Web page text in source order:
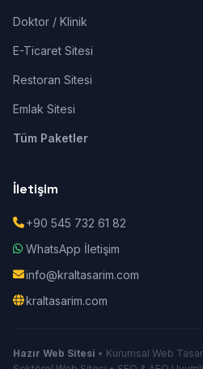
Doktor / Klinik
E-Ticaret Sitesi
Restoran Sitesi
Emlak Sitesi
Tüm Paketler
İletişim
+90 545 732 61 82
WhatsApp İletişim
info@kraltasarim.com
kraltasarim.com
Hazır Web Sitesi • Kurumsal Web